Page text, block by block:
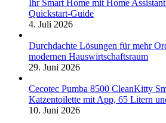
Ihr Smart Home mit Home
Quickstart-Guide
4. Juli 2026
Durchdachte Lösungen für mehr
modernen Hauswirtschaftsraum
29. Juni 2026
Cecotec Pumba 8500 CleanKitty
Katzentoilette mit App, 65 Litern
10. Juni 2026